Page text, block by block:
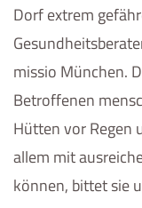
Dorf extrem
missio München.
Betroffenen
Hütten vor Regen
allem mit
können, bittet sie